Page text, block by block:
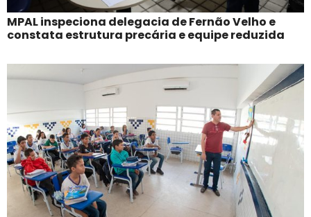
MPAL inspeciona delegacia de Fernão Velho e
constata estrutura precária e equipe reduzida